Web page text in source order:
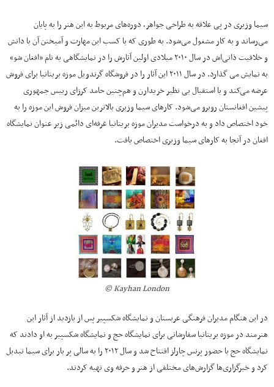
سیما وزیری در پی علاقه به طراحی جواهر، دوره‌های مربوط به این هنر را به پایان
می‌رساند و به کار مشغول می‌شود. به طوری که با کسب این مهارت و آمیختن آن با دانش
و خلاقیت ذاتی‌اش در سال ۲۰۱۰ میلادی اولین آثارش را در نمایشگاهی به نام «افغان شو»
به نمایش می گذارد. در سال ۲۰۱۱ این آثار را در فروشگاه گرندویل موزه بریتانیا برای فروش
عرضه می‌کند و با استقبال بی نظیر خریدارن و هم‌چنین حامد کرزای رییس جمهوری
پیشین افغانستان روبرو می‌شود. کارهای سیما وزیری بالاترین میزان فروش این موزه را به
خود اختصاص داد و به درخواست مدیران موزه بریتانیا غرفه‌ای دائمی زیر عنوان نمایشگاه
افغان در آنجا به کارهای سیما وزیری اختصاص یافت.
Kayhan London ©
در این هنگام مدیران فرهنگی عربستان و نمایشگاه شکسپیر پس از بازدید از آثار این
هنرمند در موزه بریتانیا سفارشاتی برای نمایشگاه حج و نمایشگاه شکسپیر به او دادند که
نمایشگاه حج با حضور پرنس چارلز افتتاح شد و سال ۲۰۱۲ را به سالی پر بار برای سیما تبدیل
کرد و خبرگزاری‌ها گزارش‌های مختلفی از هنر و حرفه وی تهیه کردند.